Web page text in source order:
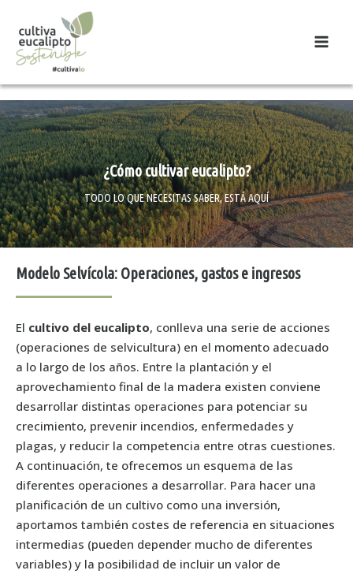
¿Cómo cultivar eucalipto?
TODO LO QUE NECESITAS SABER, ESTÁ AQUÍ
Modelo Selvícola: Operaciones, gastos e ingresos
El cultivo del eucalipto, conlleva una serie de acciones
(operaciones de selvicultura) en el momento adecuado
a lo largo de los años. Entre la plantación y el
aprovechamiento final de la madera existen conviene
desarrollar distintas operaciones para potenciar su
crecimiento, prevenir incendios, enfermedades y
plagas, y reducir la competencia entre otras cuestiones.
A continuación, te ofrecemos un esquema de las
diferentes operaciones a desarrollar. Para hacer una
planificación de un cultivo como una inversión,
aportamos también costes de referencia en situaciones
intermedias (pueden depender mucho de diferentes
variables) y la posibilidad de incluir un valor de